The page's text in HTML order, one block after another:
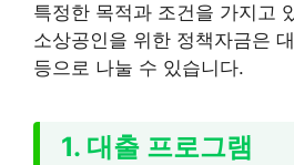
특정한 목적과 조건을 가지고
소상공인을 위한 정책자금은
등으로 나눌 수 있습니다.
1. 대출 프로그램